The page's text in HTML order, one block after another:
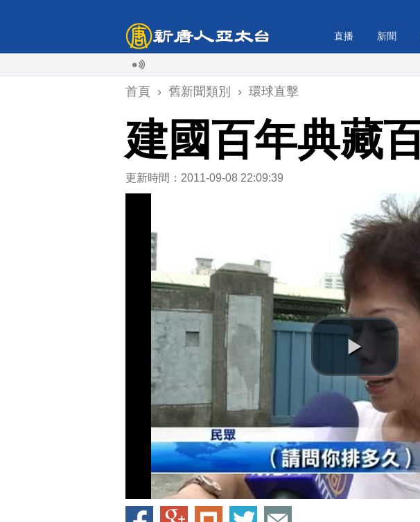
直播 新聞
首頁 › 舊新聞類別 › 環球直擊
建國百年典藏
更新時間：2011-09-08 22:09:39